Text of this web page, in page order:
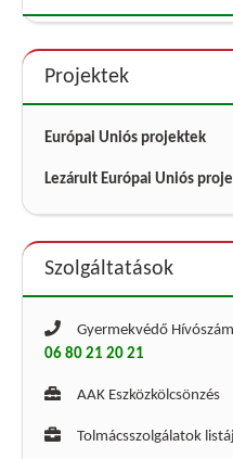
Projektek
Európai Uniós projektek
Lezárult Európai Uniós
Szolgáltatások
Gyermekvédő Hívószám
06 80 21 20 21
AAK Eszközkölcsönzés
Tolmácsszolgálatok